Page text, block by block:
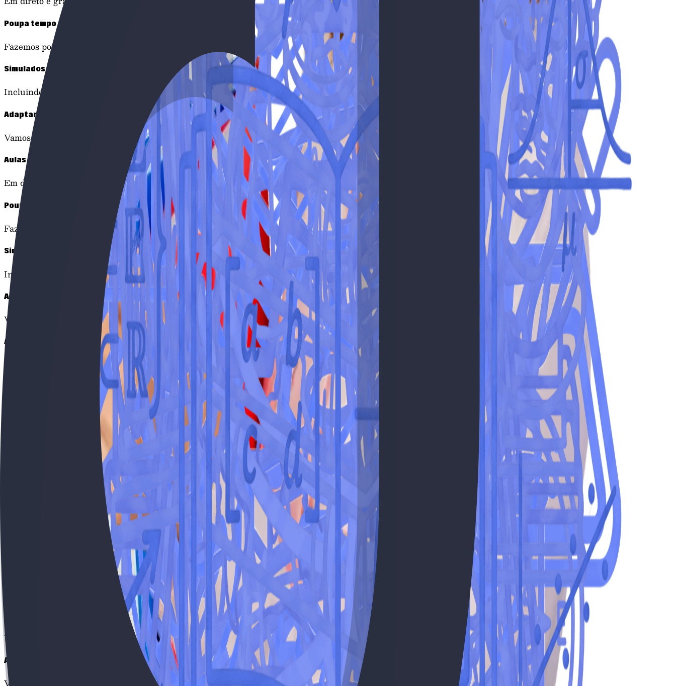
Poupa tempo
Fazemos por ti: apontamentos, resumos, esquemas…
Simulados ilimitados
Incluindo exames resolvidos de anos anteriores, prova a prova.
Adaptamo-nos a ti
Vamos ao teu ritmo e começamos a partir do teu nível.
Aulas online
Em direto e gravadas para veres onde e quando quiseres.
Poupa tempo
Fazemos por ti: apontamentos, resumos, esquemas…
Simulados ilimitados
Incluindo exames resolvidos de anos anteriores, prova a prova.
Adaptamo-nos a ti
Vamos ao teu ritmo e começamos a partir do teu nível.
Aulas online
Em direto e gravadas para veres onde e quando quiseres.
Fazemos por ti: apontamentos, resumos, esquemas…
Incluindo exames resolvidos de anos anteriores, prova a prova.
Vamos ao teu ritmo e começamos a partir do teu nível.
Em direto e gravadas para veres onde e quando quiseres.
Fazemos por ti: apontamentos, resumos, esquemas…
Incluindo exames resolvidos de anos anteriores, prova a prova.
Adaptamo-nos a ti